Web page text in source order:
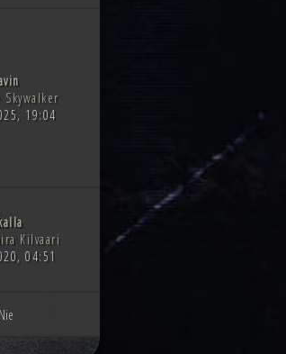
Skywalker
19:04
Kilvaari
04:51
Nie